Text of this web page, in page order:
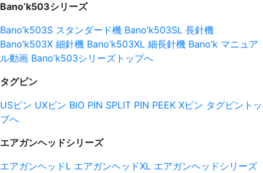
Bano’k503シリーズ
Bano’k503S スタンダード機 Bano’k503SL 長針機
Bano’k503X 細針機 Bano’k503XL 細長針機 Bano’k マニュア
ル動画 Bano’k503シリーズトップへ
タグピン
USピン UXピン BIO PIN SPLIT PIN PEEK Xピン タグピントッ
プへ
エアガンヘッドシリーズ
エアガンヘッドL エアガンヘッドXL エアガンヘッドシリーズ